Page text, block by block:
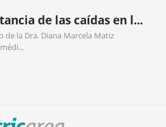
de las caídas en l...
de la Dra. Diana Marcela Matiz